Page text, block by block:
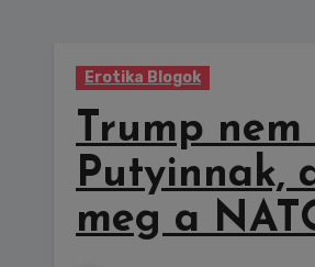
Erotika Blogok
Trump
Putyinnak,
meg a